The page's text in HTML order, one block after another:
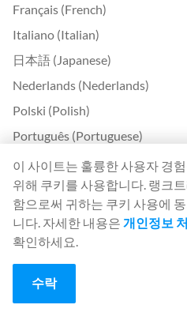
Français (French)
Italiano (Italian)
日本語 (Japanese)
Nederlands (Nederlands)
Polski (Polish)
Português (Portuguese)
Svenska (Swedish)
Türkçe (Turkish)
中文 (Chinese)
Български (Bulgarian)
Čeština (Czech)
Dansk (Danish)
이 사이트는 훌륭한 사용자 경
위해 쿠키를 사용합니다. 랭크
함으로써 귀하는 쿠키 사용에
니다. 자세한 내용은 개인정보
확인하세요.
수락